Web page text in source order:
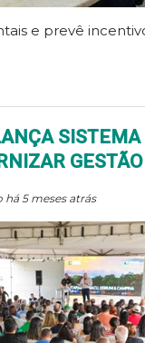
e prevê
5 meses atrás